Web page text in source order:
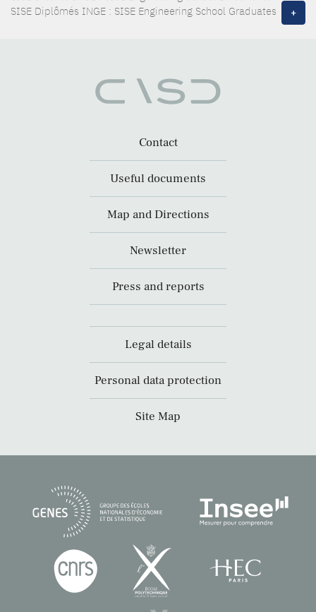
SISE Diplômés INGE : SISE Engineering School Graduates
+
Contact
Useful documents
Map and Directions
Newsletter
Press and reports
Legal details
Personal data protection
Site Map